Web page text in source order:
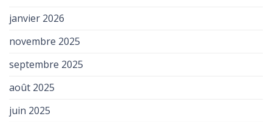
janvier 2026
novembre 2025
septembre 2025
août 2025
juin 2025